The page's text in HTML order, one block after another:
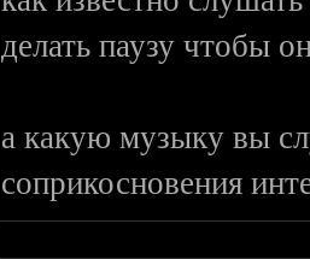
делать паузу чтобы
а какую музыку вы
соприкосновения